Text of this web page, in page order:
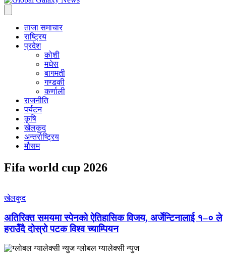
ताजा समाचार
राष्ट्रिय
प्रदेश
कोशी
मधेस
बागमती
गण्डकी
कर्णाली
राजनीति
पर्यटन
कृषि
खेलकुद
अन्तर्राष्ट्रिय
मौसम
Fifa world cup 2026
खेलकुद
अतिरिक्त समयमा स्पेनको ऐतिहासिक विजय, अर्जेन्टिनालाई १–० ले
हराउँदै दोस्रो पटक विश्व च्याम्पियन
ग्लोबल ग्यालेक्सी न्युज